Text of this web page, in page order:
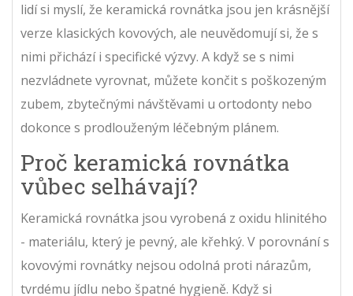
lidí si myslí, že keramická rovnátka jsou jen krásnější
verze klasických kovových, ale neuvědomují si, že s
nimi přichází i specifické výzvy. A když se s nimi
nezvládnete vyrovnat, můžete končit s poškozeným
zubem, zbytečnými návštěvami u ortodonty nebo
dokonce s prodlouženým léčebným plánem.
Proč keramická rovnátka
vůbec selhávají?
Keramická rovnátka jsou vyrobená z oxidu hlinitého
- materiálu, který je pevný, ale křehký. V porovnání s
kovovými rovnátky nejsou odolná proti nárazům,
tvrdému jídlu nebo špatné hygieně. Když si